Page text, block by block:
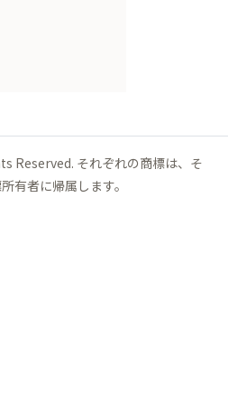
Reserved. それぞれの商標は、そ
有者に帰属します。